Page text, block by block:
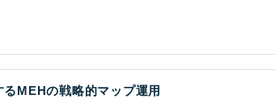
MEHの戦略的マップ運用